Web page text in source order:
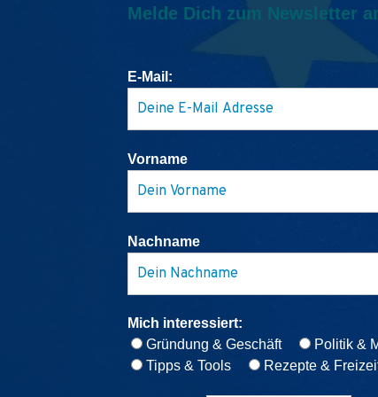
Melde Dich zum Newsletter
E-Mail:
Vorname
Nachname
Mich interessiert:
Gründung & Geschäft
Politik &
Tipps & Tools
Rezepte &